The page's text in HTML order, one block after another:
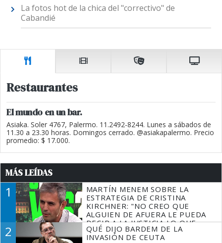
La fotos hot de la chica del "correctivo" de
Cabandié
Restaurantes
El mundo en un bar.
Asiaka. Soler 4767, Palermo. 11.2492-8244. Lunes a sábados de
11.30 a 23.30 horas. Domingos cerrado. @asiakapalermo. Precio
promedio: $ 17.000.
MÁS LEÍDAS
1
MARTÍN MENEM SOBRE LA
ESTRATEGIA DE CRISTINA
KIRCHNER: "NO CREO QUE
ALGUIEN DE AFUERA LE PUEDA
DECIR A LA JUSTICIA LO QUE
TIENE QUE HACER"
2
QUÉ DIJO BARDEM DE LA
INVASIÓN DE CEUTA